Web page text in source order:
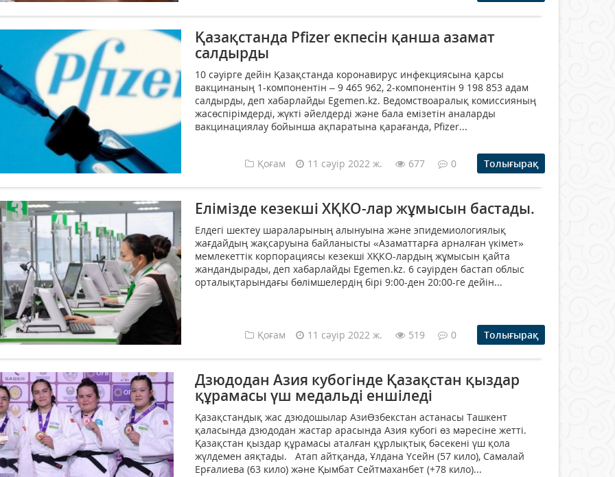
Қазақстанда Pfizer екпесін қанша азамат
салдырды
10 сәуірге дейін Қазақстанда коронавирус инфекциясына қарсы
вакцинаның 1-компонентін – 9 465 962, 2-компонентін 9 198 853 адам
салдырды, деп хабарлайды Egemen.kz. Ведомствоаралық комиссияның
жасөспірімдерді, жүкті әйелдерді және бала емізетін аналарды
вакцинациялау бойынша ақпаратына қарағанда, Pfizer...
Қоғам 11 сәуір 2022 ж. 677 0 Толығырақ
Елімізде кезекші ХҚКО-лар жұмысын бастады.
Елдегі шектеу шараларының алынуына және эпидемиологиялық
жағдайдың жақсаруына байланысты «Азаматтарға арналған үкімет»
мемлекеттік корпорациясы кезекші ХҚКО-лардың жұмысын қайта
жандандырады, деп хабарлайды Egemen.kz. 6 сәуірден бастап облыс
орталықтарындағы бөлімшелердің бірі 9:00-ден 20:00-ге дейін...
Қоғам 11 сәуір 2022 ж. 519 0 Толығырақ
Дзюдодан Азия кубогінде Қазақстан қыздар
құрамасы үш медальді еншіледі
Қазақстандық жас дзюдошылар АзиӨзбекстан астанасы Ташкент
қаласында дзюдодан жастар арасында Азия кубогі өз мәресіне жетті.
Қазақстан қыздар құрамасы аталған құрлықтық бәсекені үш қола
жүлдемен аяқтады. Атап айтқанда, Ұлдана Үсейн (57 кило), Самалай
Ерғалиева (63 кило) және Қымбат Сейтмаханбет (+78 кило)...